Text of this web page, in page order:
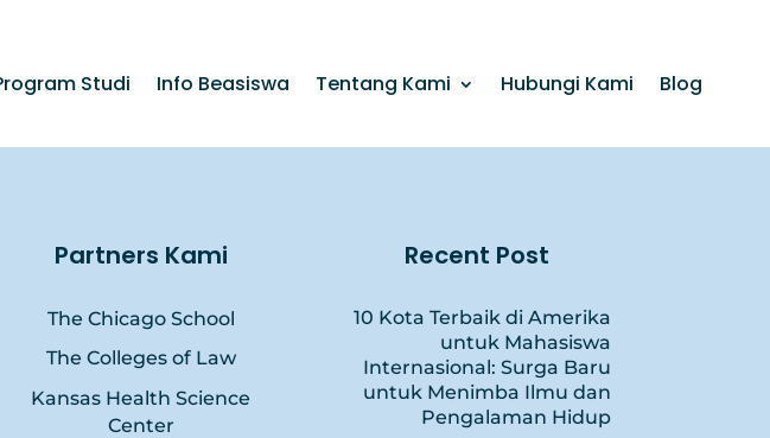
Studi Info Beasiswa Tentang Kami Hubungi Kami Blog
Partners Kami
The Chicago School
The Colleges of Law
Kansas Health Science
Center
Recent Post
10 Kota Terbaik di Amerika
untuk Mahasiswa
Internasional: Surga Baru
untuk Menimba Ilmu dan
Pengalaman Hidup